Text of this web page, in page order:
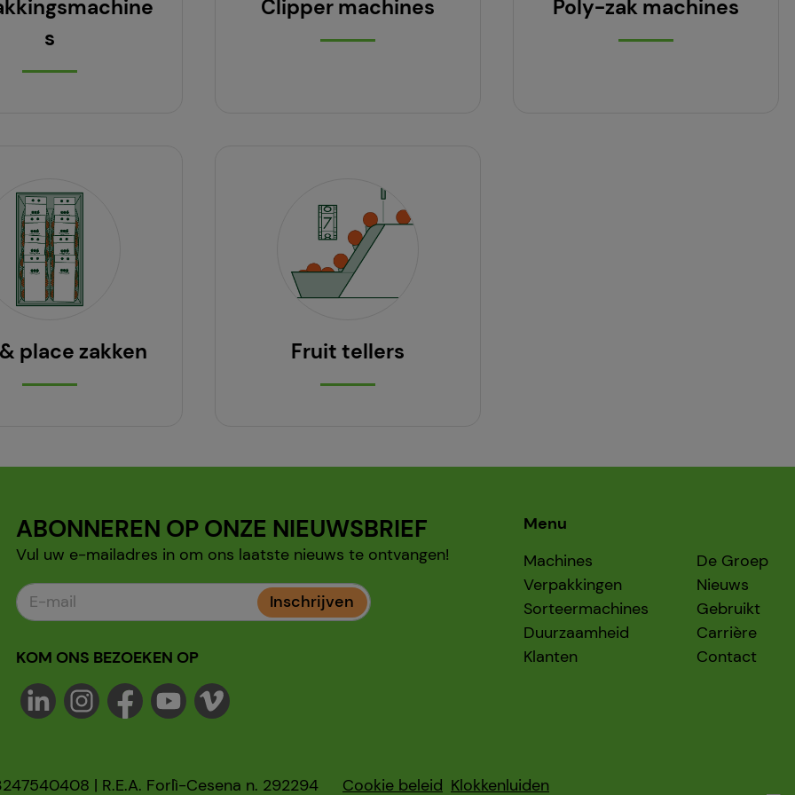
s
Clipper machines Poly-zak machines
place zakken Fruit tellers
ABONNEREN OP ONZE NIEUWSBRIEF
Vul uw e-mailadres in om ons laatste nieuws te ontvangen!
Inschrijven
KOM ONS BEZOEKEN OP
Menu
Machines
Verpakkingen
Sorteermachines
Duurzaamheid
Klanten
De Groep
Nieuws
Gebruikt
Carrière
Contact
| R.E.A. Forlì-Cesena n. 292294 Cookie beleid Klokkenluiden